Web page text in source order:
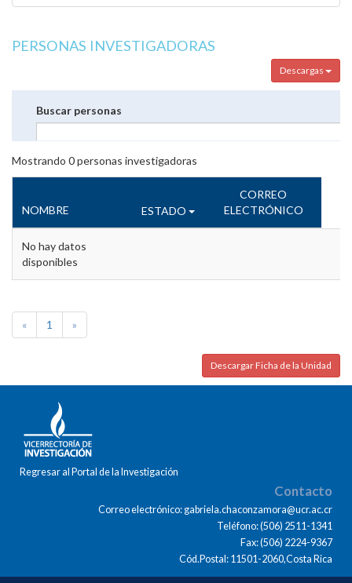
PERSONAS INVESTIGADORAS
Descargas
Buscar personas
Mostrando 0personas investigadoras
NOMBRE ESTADO
CORREO
ELECTRÓNICO
No hay datos
disponibles
« 1 »
Descargar Ficha de la Unidad
Regresar al Portal de la Investigación
Contacto
Correo electrónico: gabriela.chaconzamora@ucr.ac.cr
Teléfono: (506) 2511-1341
Fax: (506) 2224-9367
Cód.Postal: 11501-2060,Costa Rica